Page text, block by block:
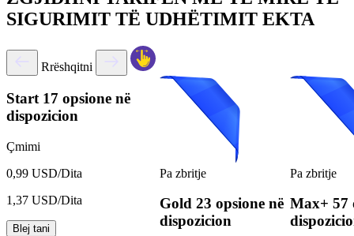
SIGURIMIT TË UDHËTIMIT EKTA
Rrëshqitni
Start 17 opsione në
dispozicion
Çmimi
0,99 USD/Dita
1,37 USD/Dita
Blej tani
Pa zbritje
Gold 23 opsione në
dispozicion
Pa zbritje
Max+ 57